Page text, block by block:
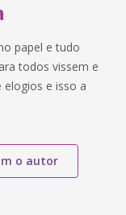
papel e tudo
todos vissem e
elogios e isso a
o autor